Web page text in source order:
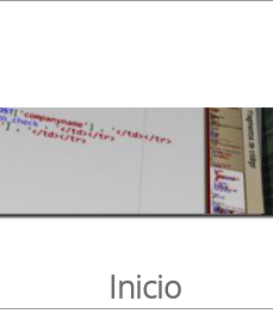
Inicio